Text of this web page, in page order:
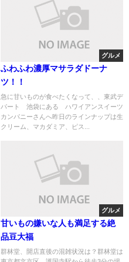
グルメ
ふわふわ濃厚マサラダドーナ
ツ！！
急に甘いものが食べたくなって、、東武デ
パート 池袋にある ハワイアンスイーツ
カンパニーさんへ昨日のラインナップは生
クリーム、マカダミア、ピス...
グルメ
甘いもの嫌いな人も満足する絶
品豆大福
群林堂、開店直後の混雑状況は？群林堂は